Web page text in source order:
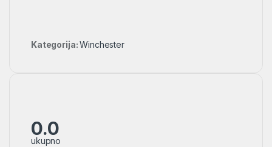
Kategorija:Winchester
0.0
ukupno